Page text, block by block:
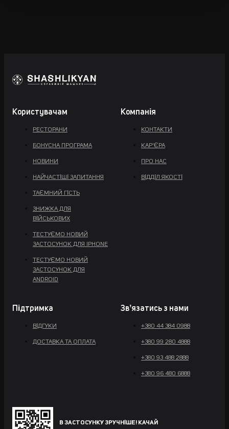
Користувачам
РЕСТОРАНИ
БОНУСНА ПРОГРАМА
НОВИНИ
НАЙЧАСТІШІ ЗАПИТАННЯ
ТАЄМНИЙ ГІСТЬ
ЗНИЖКА ДЛЯ
ВІЙСЬКОВИХ
ТЕСТУЄМО НОВИЙ
ЗАСТОСУНОК ДЛЯ IPHONE
ТЕСТУЄМО НОВИЙ
ЗАСТОСУНОК ДЛЯ
ANDROID
Компанія
КОНТАКТИ
КАР'ЄРА
ПРО НАС
ВІДДІЛ ЯКОСТІ
Підтримка
ВІДГУКИ
ДОСТАВКА ТА ОПЛАТА
Звʼязатись з нами
+380 44 384 0988
+380 99 280 4888
+380 93 488 2888
+380 96 480 6888
В ЗАСТОСУНКУ ЗРУЧНІШЕ! КАЧАЙ